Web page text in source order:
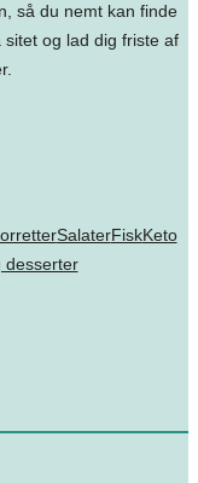
så du nemt kan finde
og lad dig friste af
SalaterFiskKeto
desserter